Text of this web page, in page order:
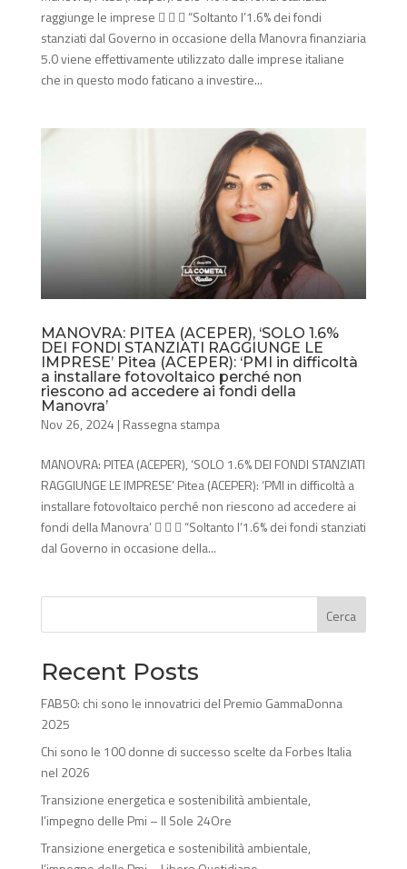
raggiunge le imprese    “Soltanto l’1.6% dei fondi
stanziati dal Governo in occasione della Manovra finanziaria
5.0 viene effettivamente utilizzato dalle imprese italiane
che in questo modo faticano a investire...
MANOVRA: PITEA (ACEPER), ‘SOLO 1.6%
DEI FONDI STANZIATI RAGGIUNGE LE
IMPRESE’ Pitea (ACEPER): ‘PMI in difficoltà
a installare fotovoltaico perché non
riescono ad accedere ai fondi della
Manovra’
Nov 26, 2024 | Rassegna stampa
MANOVRA: PITEA (ACEPER), ‘SOLO 1.6% DEI FONDI STANZIATI
RAGGIUNGE LE IMPRESE’ Pitea (ACEPER): ‘PMI in difficoltà a
installare fotovoltaico perché non riescono ad accedere ai
fondi della Manovra’    “Soltanto l’1.6% dei fondi stanziati
dal Governo in occasione della...
Cerca
Recent Posts
FAB50: chi sono le innovatrici del Premio GammaDonna
2025
Chi sono le 100 donne di successo scelte da Forbes Italia
nel 2026
Transizione energetica e sostenibilità ambientale,
l’impegno delle Pmi – Il Sole 24Ore
Transizione energetica e sostenibilità ambientale,